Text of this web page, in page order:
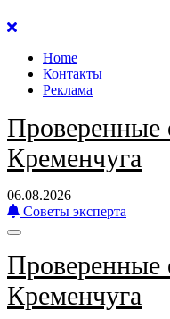
Перейти
содержанию
Home
Контакты
Реклама
Проверенные
Кременчуга
06.08.2026
Советы эксперта
Проверенные
Кременчуга